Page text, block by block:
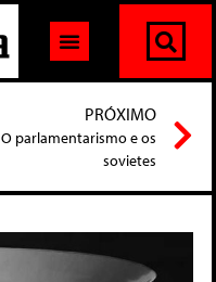
PRÓXIMO
O parlamentarismo e os
sovietes